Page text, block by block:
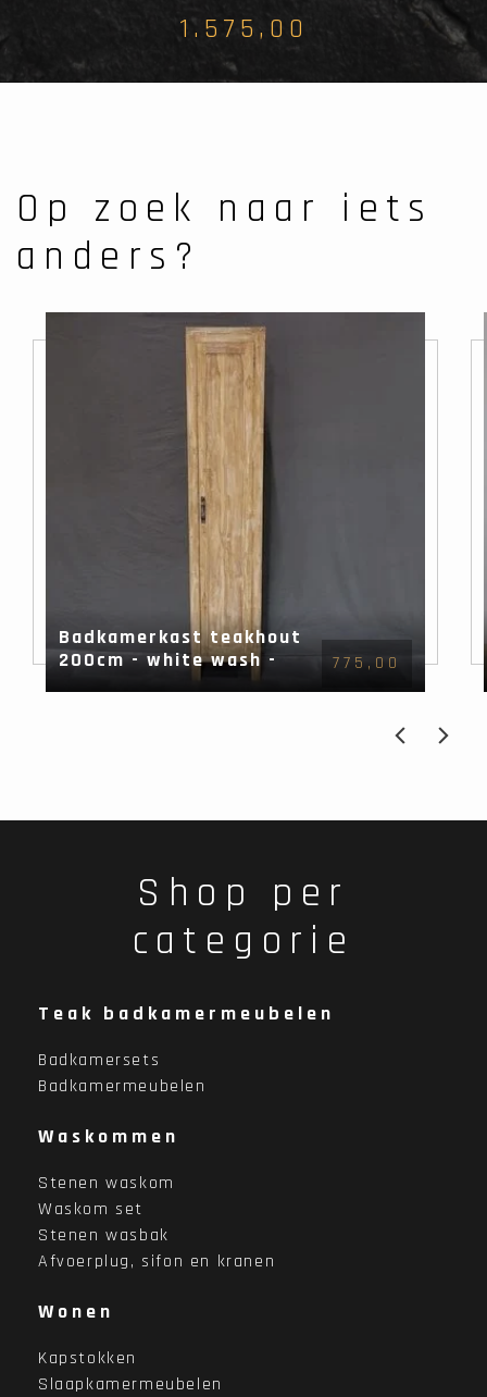
1.575,00
Op zoek naar iets
anders?
Badkamerkast teakhout
200cm - white wash -
dicht
775,00
Shop per
categorie
Teak badkamermeubelen
Badkamersets
Badkamermeubelen
Waskommen
Stenen waskom
Waskom set
Stenen wasbak
Afvoerplug, sifon en kranen
Wonen
Kapstokken
Slaapkamermeubelen